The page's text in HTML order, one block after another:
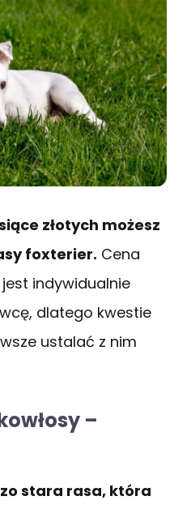
złotych możesz
foxterier. Cena
indywidualnie
dlatego kwestie
ustalać z nim
–
stara rasa, która